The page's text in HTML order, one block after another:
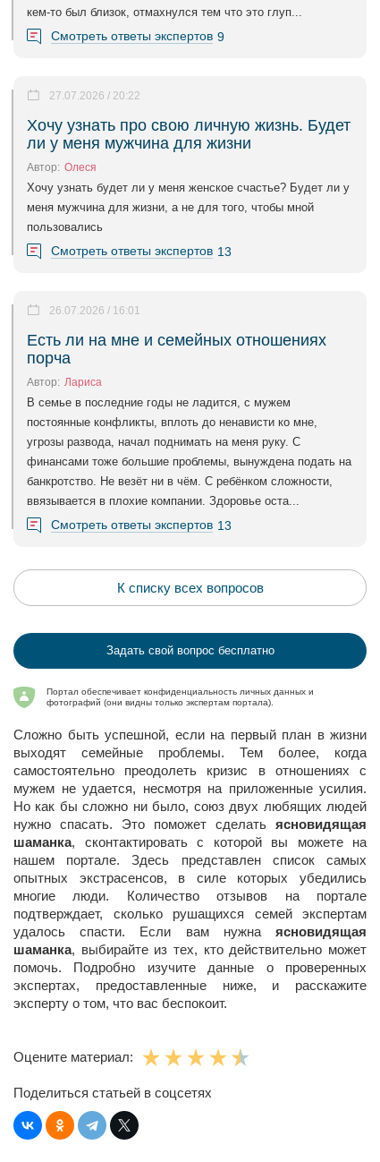
кем-то был близок, отмахнулся тем что это глуп...
Смотреть ответы экспертов 9
Хочу узнать про свою личную жизнь. Будет
ли у меня мужчина для жизни
27.07.2026 / 20:22
Автор: Олеся
Хочу узнать будет ли у меня женское счастье? Будет ли у
меня мужчина для жизни, а не для того, чтобы мной
пользовались
Смотреть ответы экспертов 13
Есть ли на мне и семейных отношениях
порча
26.07.2026 / 16:01
Автор: Лариса
В семье в последние годы не ладится, с мужем
постоянные конфликты, вплоть до ненависти ко мне,
угрозы развода, начал поднимать на меня руку. С
финансами тоже большие проблемы, вынуждена подать на
банкротство. Не везёт ни в чём. С ребёнком сложности,
ввязывается в плохие компании. Здоровье оста...
Смотреть ответы экспертов 13
К списку всех вопросов
Задать свой вопрос бесплатно
Портал обеспечивает конфиденциальность личных данных и
фотографий (они видны только экспертам портала).
Сложно быть успешной, если на первый план в жизни
выходят семейные проблемы. Тем более, когда
самостоятельно преодолеть кризис в отношениях с
мужем не удается, несмотря на приложенные усилия.
Но как бы сложно ни было, союз двух любящих людей
нужно спасать. Это поможет сделать ясновидящая
шаманка, сконтактировать с которой вы можете на
нашем портале. Здесь представлен список самых
опытных экстрасенсов, в силе которых убедились
многие люди. Количество отзывов на портале
подтверждает, сколько рушащихся семей экспертам
удалось спасти. Если вам нужна ясновидящая
шаманка, выбирайте из тех, кто действительно может
помочь. Подробно изучите данные о проверенных
экспертах, предоставленные ниже, и расскажите
эксперту о том, что вас беспокоит.
Оцените материал:
Поделиться статьей в соцсетях